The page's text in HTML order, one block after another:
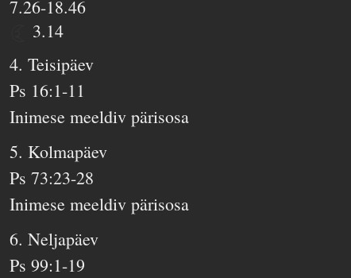
7.26-18.46
3.14
4. Teisipäev
Ps 16:1-11
Inimese meeldiv pärisosa
5. Kolmapäev
Ps 73:23-28
Inimese meeldiv pärisosa
6. Neljapäev
Ps 99:1-19